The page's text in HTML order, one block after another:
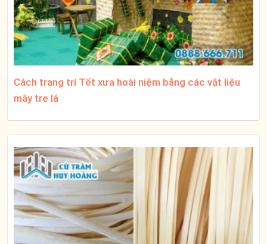
Cách trang trí Tết xưa hoài niệm bằng các vật liệu
mây tre lá